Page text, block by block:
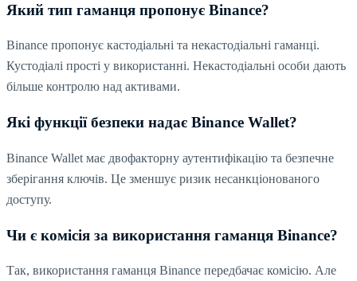
Який тип гаманця пропонує Binance?
Binance пропонує кастодіальні та некастодіальні гаманці.
Кустодіалі прості у використанні. Некастодіальні особи дають
більше контролю над активами.
Які функції безпеки надає Binance Wallet?
Binance Wallet має двофакторну аутентифікацію та безпечне
зберігання ключів. Це зменшує ризик несанкціонованого
доступу.
Чи є комісія за використання гаманця Binance?
Так, використання гаманця Binance передбачає комісію. Але